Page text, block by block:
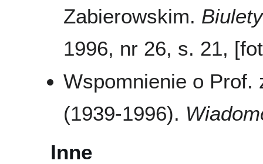
Zabierowskim.
1996, nr 26, s. 21,
Wspomnienie o Prof.
(1939-1996).
Inne